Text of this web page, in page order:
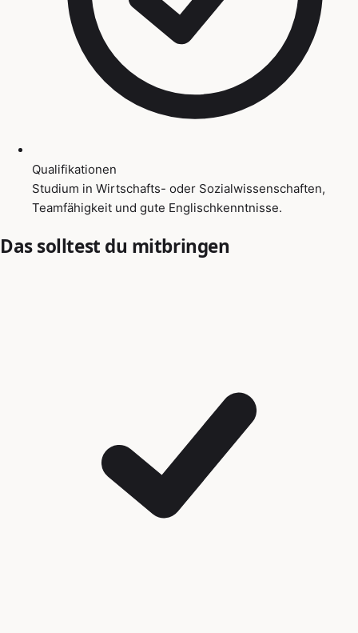
Qualifikationen
Studium in Wirtschafts- oder Sozialwissenschaften,
Teamfähigkeit und gute Englischkenntnisse.
Das solltest du mitbringen